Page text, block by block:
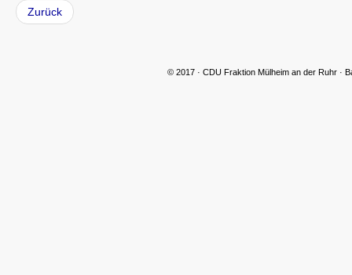
Zurück
© 2017 · CDU Fraktion Mülheim an der Ruhr ·